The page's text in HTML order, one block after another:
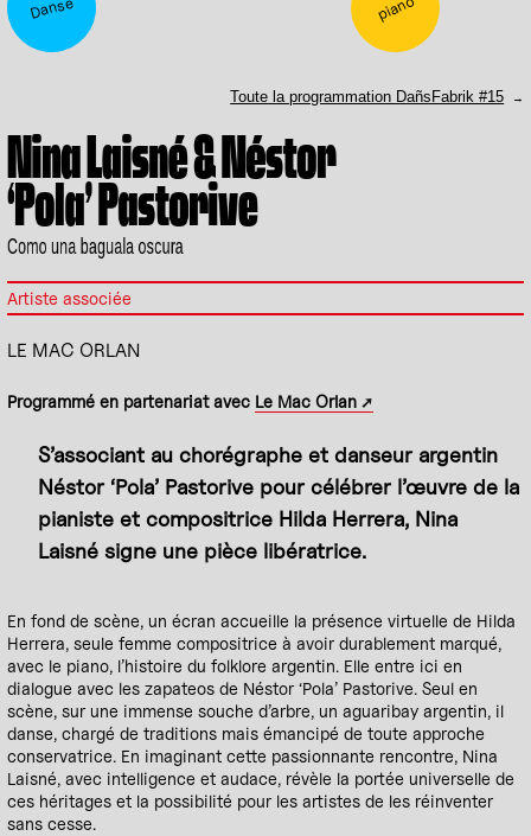
Danse piano
Toute la programmation DañsFabrik #15
Nina Laisné & Néstor
‘Pola’ Pastorive
Como una baguala oscura
Artiste associée
LE MAC ORLAN
Programmé en partenariat avec Le Mac Orlan
S’associant au chorégraphe et danseur argentin
Néstor ‘Pola’ Pastorive pour célébrer l’œuvre de la
pianiste et compositrice Hilda Herrera, Nina
Laisné signe une pièce libératrice.
En fond de scène, un écran accueille la présence virtuelle de Hilda
Herrera, seule femme compositrice à avoir durablement marqué,
avec le piano, l’histoire du folklore argentin. Elle entre ici en
dialogue avec les zapateos de Néstor ‘Pola’ Pastorive. Seul en
scène, sur une immense souche d’arbre, un aguaribay argentin, il
danse, chargé de traditions mais émancipé de toute approche
conservatrice. En imaginant cette passionnante rencontre, Nina
Laisné, avec intelligence et audace, révèle la portée universelle de
ces héritages et la possibilité pour les artistes de les réinventer
sans cesse.